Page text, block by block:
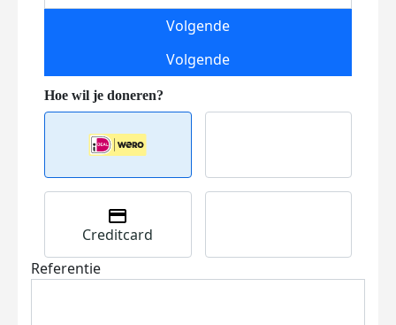
Volgende
Volgende
Creditcard
Referentie